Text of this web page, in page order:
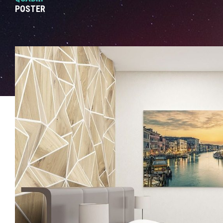
POSTER